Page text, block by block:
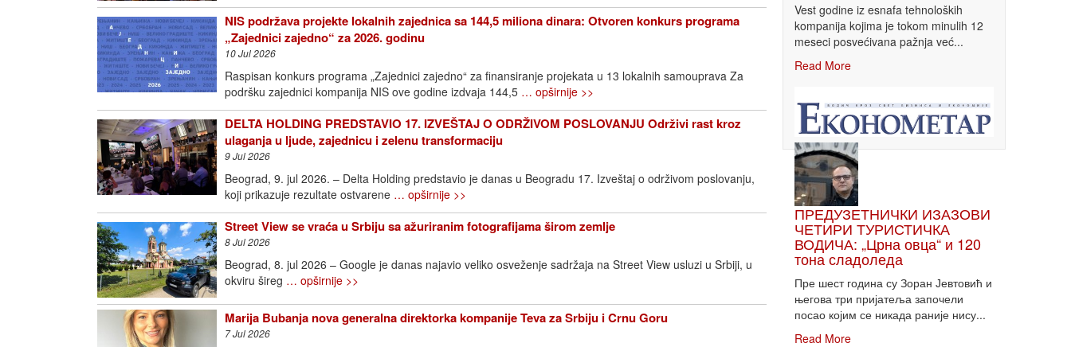
NIS podržava projekte lokalnih zajednica sa 144,5 miliona dinara: Otvoren konkurs programa
„Zajednici zajedno“ za 2026. godinu
10 Jul 2026
Raspisan konkurs programa „Zajednici zajedno“ za finansiranje projekata u 13 lokalnih samouprava Za
podršku zajednici kompanija NIS ove godine izdvaja 144,5 … opširnije >>
DELTA HOLDING PREDSTAVIO 17. IZVEŠTAJ O ODRŽIVOM POSLOVANJU Održivi rast kroz
ulaganja u ljude, zajednicu i zelenu transformaciju
9 Jul 2026
Beograd, 9. jul 2026. – Delta Holding predstavio je danas u Beogradu 17. Izveštaj o održivom poslovanju,
koji prikazuje rezultate ostvarene … opširnije >>
Street View se vraća u Srbiju sa ažuriranim fotografijama širom zemlje
8 Jul 2026
Beograd, 8. jul 2026 – Google je danas najavio veliko osveženje sadržaja na Street View usluzi u Srbiji, u
okviru šireg … opširnije >>
Marija Bubanja nova generalna direktorka kompanije Teva za Srbiju i Crnu Goru
7 Jul 2026
Vest godine iz esnafa tehnoloških
kompanija kojima je tokom minulih 12
meseci posvećivana pažnja već...
Read More
ПРЕДУЗЕТНИЧКИ ИЗАЗОВИ
ЧЕТИРИ ТУРИСТИЧКА
ВОДИЧА: „Црна овца“ и 120
тона сладоледа
Пре шест година су Зоран Јевтовић и
његова три пријатеља започели
посао којим се никада раније нису...
Read More